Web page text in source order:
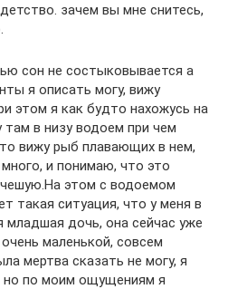
зачем вы мне снитесь,
сон не состыковывается а
я описать могу, вижу
этом я как будто нахожусь на
в низу водоем при чем
вижу рыб плавающих в нем,
и понимаю, что это
этом с водоемом
такая ситуация, что у меня в
младшая дочь, она сейчас уже
маленькой, совсем
мертва сказать не могу, я
но по моим ощущениям я